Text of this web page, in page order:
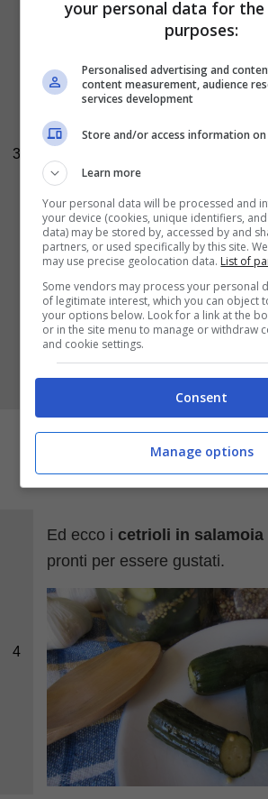
3
del vaso. A questo punto
completamente. Coprite il
canovaccio pulito oppure
coperchio o ancora con un
vaso in un posto tiepido e
per almeno due-tre giorni
consumare i vostri cetrioli in
caratterizzati da un sapore
contrario, se volete un sapore
lasciateli a fermentare altri
4
Ed ecco i cetrioli in
pronti per essere gustati.
your personal data for
purposes:
Personalised advertising and
content measurement, audience
services development
Store and/or access information on
Learn more
Your personal data will be processed and
your device (cookies, unique identifiers,
data) may be stored by, accessed by and
partners, or used specifically by this site.
may use precise geolocation data. List of
Some vendors may process your personal
of legitimate interest, which you can object
your options below. Look for a link at the
or in the site menu to manage or withdraw
and cookie settings.
Consent
Manage options